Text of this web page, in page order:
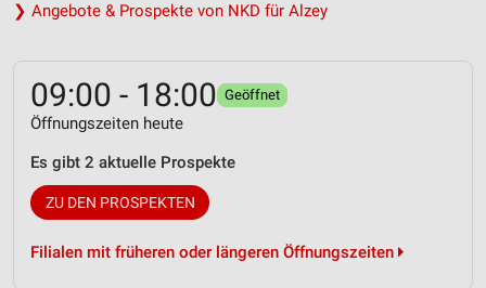
❯ Angebote & Prospekte von NKD für Alzey
09:00 - 18:00 Geöffnet
Öffnungszeiten heute
Es gibt 2 aktuelle Prospekte
ZU DEN PROSPEKTEN
Filialen mit früheren oder längeren Öffnungszeiten